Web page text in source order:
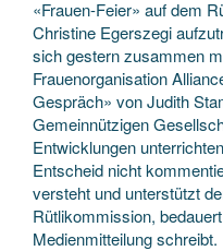
«Frauen-Feier» auf dem
Christine Egerszegi
sich gestern zusammen
Frauenorganisation
Gespräch» von Judith
Gemeinnützigen
Entwicklungen
Entscheid nicht
versteht und unterstützt
Rütlikommission,
Medienmitteilung schreibt.